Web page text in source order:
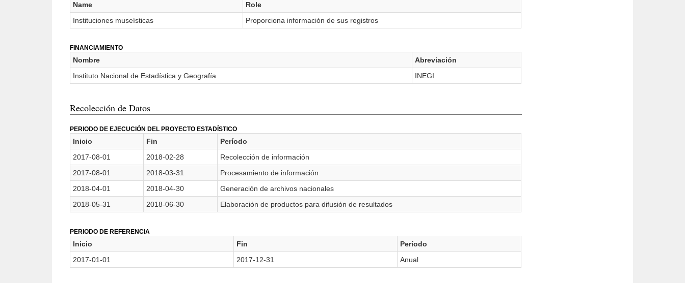
Name
Role
Instituciones museísticas
Proporciona información de sus registros
FINANCIAMIENTO
Nombre
Abreviación
Instituto Nacional de Estadística y Geografía
INEGI
Recolección de Datos
PERIODO DE EJECUCIÓN DEL PROYECTO ESTADÍSTICO
Inicio Fin
Período
2017-08-01
2018-02-28
Recolección de información
2017-08-01
2018-03-31
Procesamiento de información
2018-04-01
2018-04-30
Generación de archivos nacionales
2018-05-31
2018-06-30 Elaboración de productos para difusión de resultados
PERIODO DE REFERENCIA
Inicio Fin
Período
2017-01-01
2017-12-31 Anual